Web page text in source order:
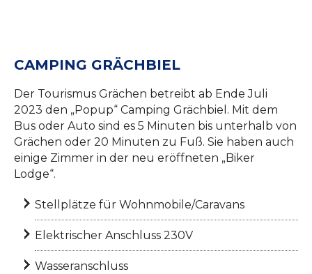
CAMPING GRÄCHBIEL
Der Tourismus Grächen betreibt ab Ende Juli
2023 den „Popup“ Camping Grächbiel. Mit dem
Bus oder Auto sind es 5 Minuten bis unterhalb von
Grächen oder 20 Minuten zu Fuß. Sie haben auch
einige Zimmer in der neu eröffneten „Biker
Lodge“.
Stellplätze für Wohnmobile/Caravans
Elektrischer Anschluss 230V
Wasseranschluss